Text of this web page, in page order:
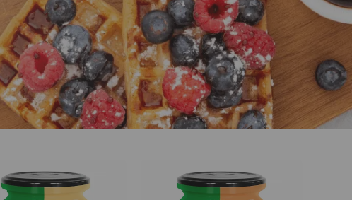
Кокосовые продукты
Инулин, клетчатка, семена